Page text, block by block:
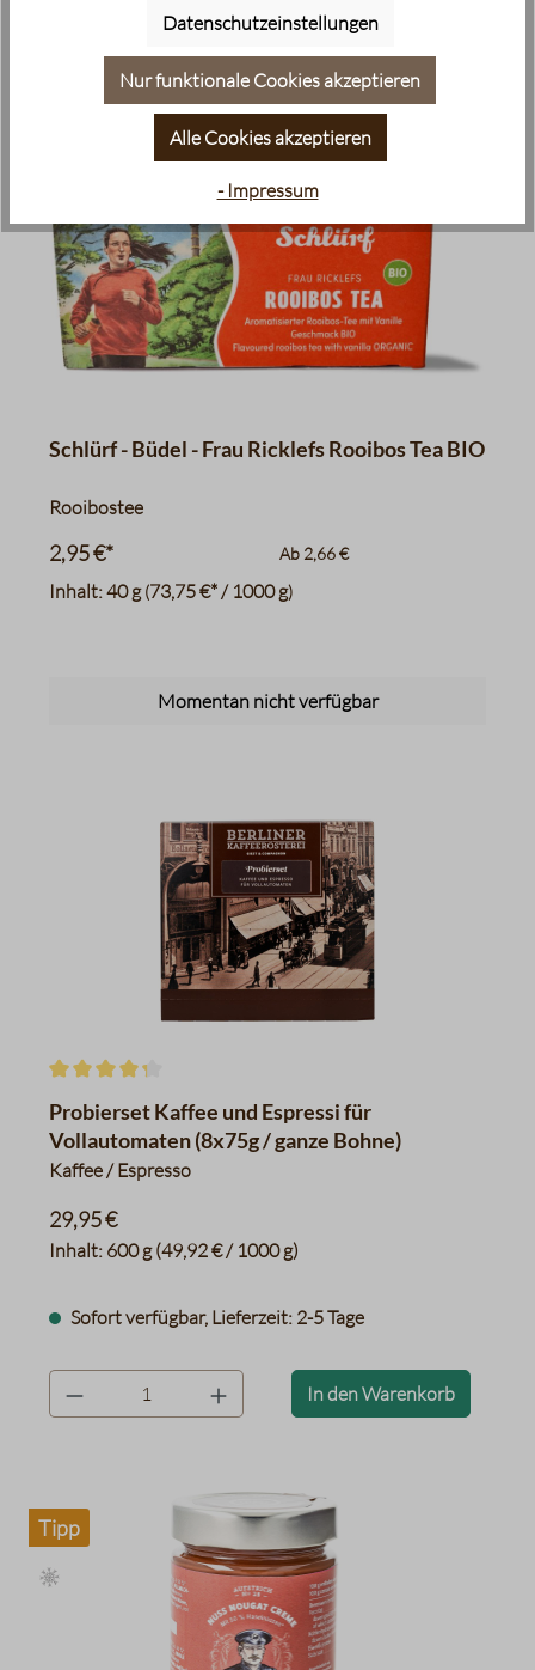
Schlürf - Büdel - Frau Ricklefs Rooibos Tea BIO
Rooibostee
Inhalt:40 g(73,75 €* / 1000 g)
2,95 €* Ab 2,66 €
Momentan nicht verfügbar
Durchschnittliche Bewertung von 4.3 von 5 Sternen
Probierset Kaffee und Espressi für
Vollautomaten (8x75g / ganze Bohne)
Kaffee / Espresso
Inhalt: 600 g(49,92 € / 1000 g)
29,95 €
Sofort verfügbar, Lieferzeit: 2-5 Tage
product.quantityLabel In den Warenkorb
Tipp
Datenschutzeinstellungen
Nur funktionale Cookies akzeptieren
Alle Cookies akzeptieren
- Impressum